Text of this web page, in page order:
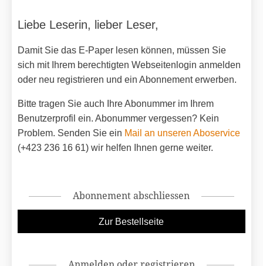
Liebe Leserin, lieber Leser,
Damit Sie das E-Paper lesen können, müssen Sie
sich mit Ihrem berechtigten Webseitenlogin anmelden
oder neu registrieren und ein Abonnement erwerben.
Bitte tragen Sie auch Ihre Abonummer im Ihrem
Benutzerprofil ein. Abonummer vergessen? Kein
Problem. Senden Sie ein Mail an unseren Aboservice
(+423 236 16 61) wir helfen Ihnen gerne weiter.
Abonnement abschliessen